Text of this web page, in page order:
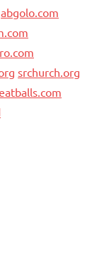
abgolo.com
srchurch.org